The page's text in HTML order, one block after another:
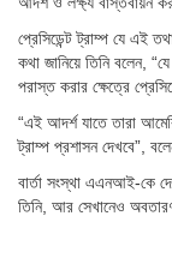
প্রেসিডেন্ট ট্রাম্প যে এই
কথা জানিয়ে তিনি বলেন,
পরাস্ত করার ক্ষেত্রে
“এই আদর্শ যাতে তারা
ট্রাম্প প্রশাসন দেখবে”,
বার্তা সংস্থা এএনআই-কে
তিনি, আর সেখানেও